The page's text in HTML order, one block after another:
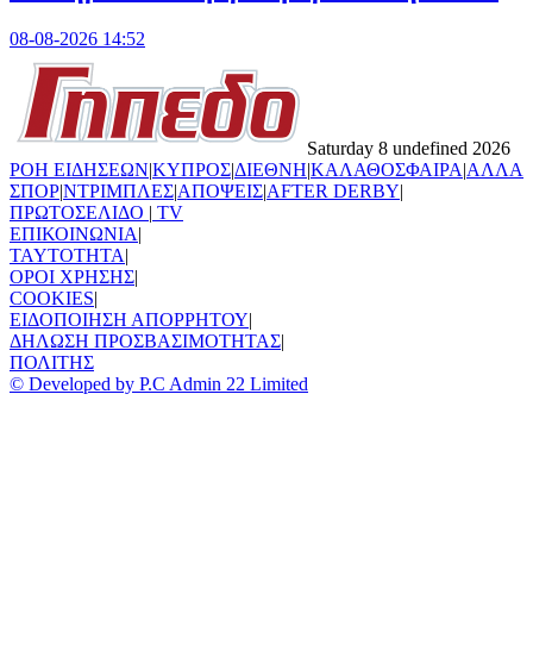
08-08-2026 14:52
Saturday 8 undefined 2026
ΡΟΗ ΕΙΔΗΣΕΩΝ|ΚΥΠΡΟΣ|ΔΙΕΘΝΗ|ΚΑΛΑΘΟΣΦΑΙΡΑ|ΑΛΛΑ
ΣΠΟΡ|ΝΤΡΙΜΠΛΕΣ|ΑΠΟΨΕΙΣ|AFTER DERBY|
ΠΡΩΤΟΣΕΛΙΔΟ | TV
ΕΠΙΚΟΙΝΩΝΙΑ|
TAYTOTHTA|
ΟΡΟΙ ΧΡΗΣΗΣ|
COOKIES|
ΕΙΔΟΠΟΙΗΣΗ ΑΠΟΡΡΗΤΟΥ|
ΔΗΛΩΣΗ ΠΡΟΣΒΑΣΙΜΟΤΗΤΑΣ|
ΠΟΛΙΤΗΣ
© Developed by P.C Admin 22 Limited